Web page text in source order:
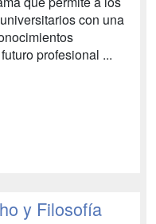
con una
profesional ...
y Filosofía